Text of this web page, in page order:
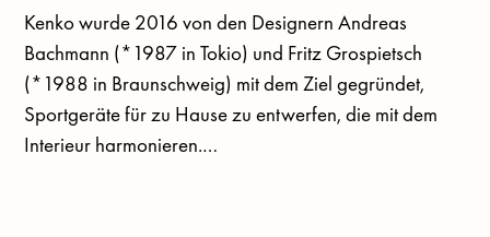
Kenko wurde 2016 von den Designern Andreas
Bachmann (*1987 in Tokio) und Fritz Grospietsch
(*1988 in Braunschweig) mit dem Ziel gegründet,
Sportgeräte für zu Hause zu entwerfen, die mit dem
Interieur harmonieren.